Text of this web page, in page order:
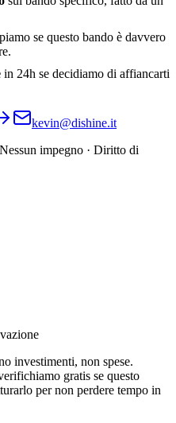
se questo bando è davvero
in 24h se decidiamo di affiancarti
kevin@dishine.it
impegno · Diritto di
investimenti, non spese.
gratis se questo
per non perdere tempo in